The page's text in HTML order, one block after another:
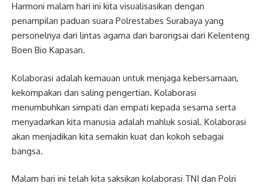
Harmoni malam hari ini kita visualisasikan dengan
penampilan paduan suara Polrestabes Surabaya yang
personelnya dari lintas agama dan barongsai dari Kelenteng
Boen Bio Kapasan.
Kolaborasi adalah kemauan untuk menjaga kebersamaan,
kekompakan dan saling pengertian. Kolaborasi
menumbuhkan simpati dan empati kepada sesama serta
menyadarkan kita manusia adalah mahluk sosial. Kolaborasi
akan menjadikan kita semakin kuat dan kokoh sebagai
bangsa.
Malam hari ini telah kita saksikan kolaborasi TNI dan Polri